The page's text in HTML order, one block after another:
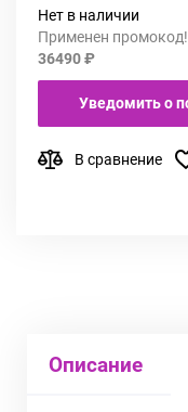
Нет в наличии
Применен промокод!
36490 ₽
Уведомить о
В сравнение
Описание